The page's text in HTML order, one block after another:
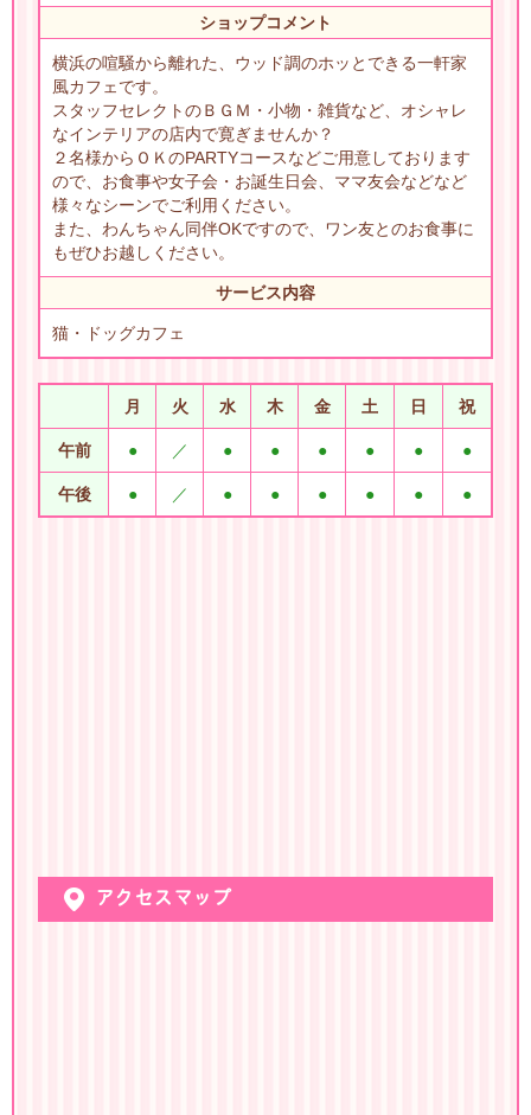
ショップコメント
横浜の喧騒から離れた、ウッド調のホッとできる一軒家
風カフェです。
スタッフセレクトのＢＧＭ・小物・雑貨など、オシャレ
なインテリアの店内で寛ぎませんか？
２名様からＯＫのPARTYコースなどご用意しております
ので、お食事や女子会・お誕生日会、ママ友会などなど
様々なシーンでご利用ください。
また、わんちゃん同伴OKですので、ワン友とのお食事に
もぜひお越しください。
サービス内容
猫・ドッグカフェ
月 火 水 木 金 土 日 祝
午前 ● ／ ● ● ● ● ● ●
午後 ● ／ ● ● ● ● ● ●
アクセスマップ